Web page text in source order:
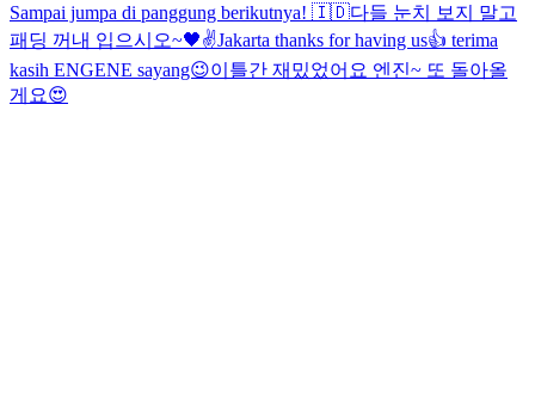
Sampai jumpa di panggung berikutnya! 🇮🇩다들 눈치 보지 말고
패딩 꺼내 입으시오~🖤✌️Jakarta thanks for having us👍 terima
kasih ENGENE sayang😉이틀간 재밌었어요 엔진~ 또 돌아올
게요😍